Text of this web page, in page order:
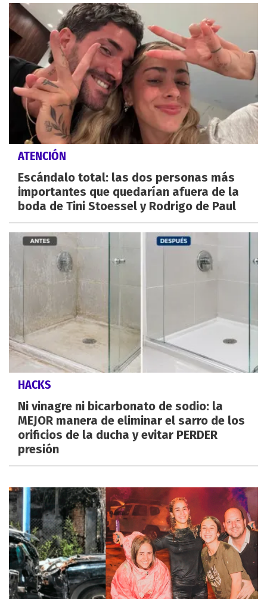
ATENCIÓN
Escándalo total: las dos personas más
importantes que quedarían afuera de la
boda de Tini Stoessel y Rodrigo de Paul
HACKS
Ni vinagre ni bicarbonato de sodio: la
MEJOR manera de eliminar el sarro de los
orificios de la ducha y evitar PERDER
presión